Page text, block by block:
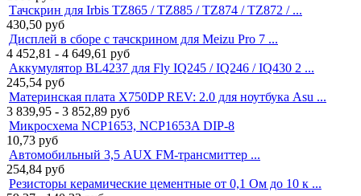
Тачскрин для Irbis TZ865 / TZ885 / TZ874 / TZ872 / ...
430,50 руб
Дисплей в сборе с тачскрином для Meizu Pro 7 ...
4 452,81 - 4 649,61 руб
Аккумулятор BL4237 для Fly IQ245 / IQ246 / IQ430 2 ...
245,54 руб
Материнская плата X750DP REV: 2.0 для ноутбука Asu ...
3 839,95 - 3 852,89 руб
Микросхема NCP1653, NCP1653A DIP-8
10,73 руб
Автомобильный 3,5 AUX FM-трансмиттер ...
254,84 руб
Резисторы керамические цементные от 0,1 Ом до 10 к ...